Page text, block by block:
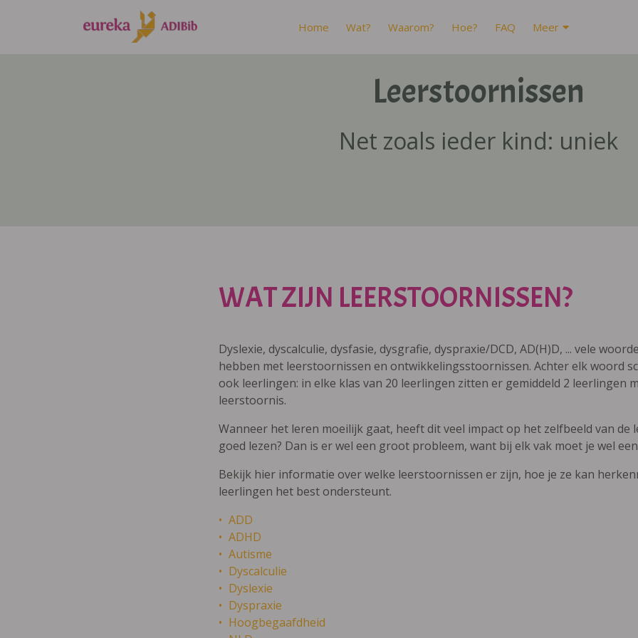
Home Wat? Waarom? Hoe? FAQ Meer
Leerstoornissen
Net zoals ieder kind: uniek
WAT ZIJN LEERSTOORNISSEN?
Dyslexie, dyscalculie, dysfasie, dysgrafie, dyspraxie/DCD, AD(H)D, ... vele
hebben met leerstoornissen en ontwikkelingsstoornissen. Achter elk woord
ook leerlingen: in elke klas van 20 leerlingen zitten er gemiddeld 2 leerlingen
leerstoornis.
Wanneer het leren moeilijk gaat, heeft dit veel impact op het zelfbeeld van de
goed lezen? Dan is er wel een groot probleem, want bij elk vak moet je wel
Bekijk hier informatie over welke leerstoornissen er zijn, hoe je ze kan
leerlingen het best ondersteunt.
ADD
ADHD
Autisme
Dyscalculie
Dyslexie
Dyspraxie
Hoogbegaafdheid